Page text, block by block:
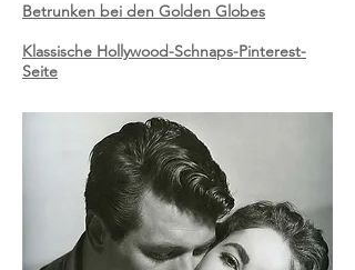
Betrunken bei den Golden Globes
Klassische Hollywood-Schnaps-Pinterest-
Seite